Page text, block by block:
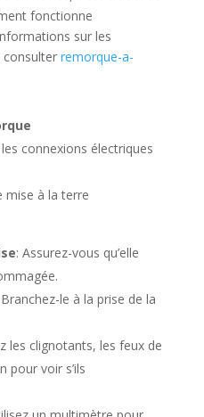
fonctionne
sur les
consulter remorque-a-
connexions électriques
mise à la terre
: Assurez-vous qu’elle
le à la prise de la
les clignotants, les feux de
pour voir s’ils